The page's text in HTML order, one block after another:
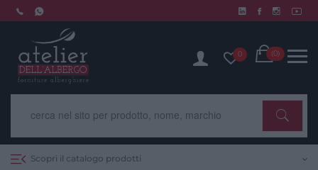
Skip
to
0 Cart
(0)
Scopri il catalogo prodotti